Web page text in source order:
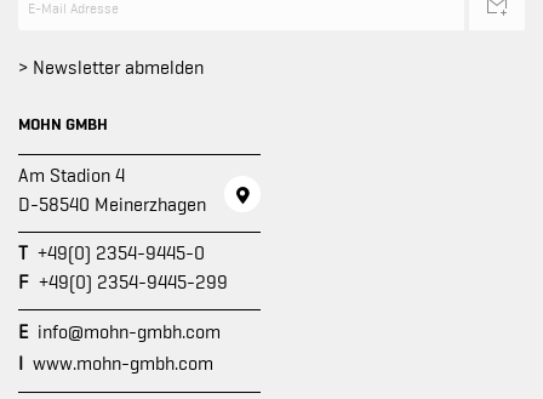
> Newsletter abmelden
MOHN GMBH
Am Stadion 4
D-58540 Meinerzhagen
T +49(0) 2354-9445-0
F +49(0) 2354-9445-299
E info@mohn-gmbh.com
I www.mohn-gmbh.com